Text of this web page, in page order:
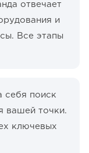
отвечает
и
Все этапы
себя поиск
вашей точки.
ключевых